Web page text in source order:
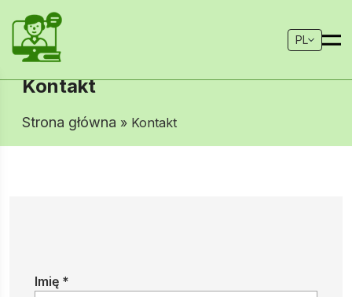
PL
Kontakt
Strona główna » Kontakt
Imię *